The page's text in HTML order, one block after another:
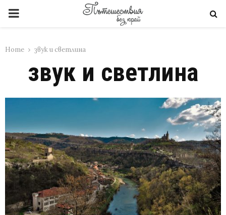
PRIMARY
Home звук и светлина
звук и светлина